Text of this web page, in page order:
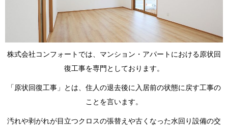
株式会社コンフォートでは、マンション・アパートにおける原状回
復工事を専門としております。
「原状回復工事」とは、住人の退去後に入居前の状態に戻す工事の
ことを言います。
汚れや剥がれが目立つクロスの張替えや古くなった水回り設備の交